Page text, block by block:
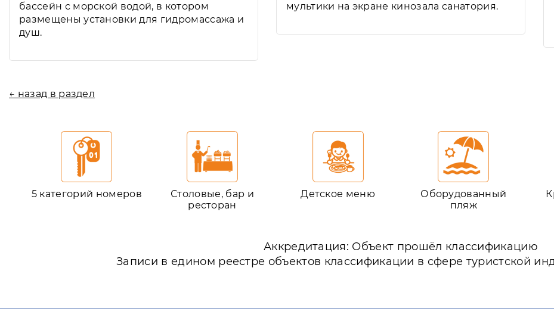
бассейн с морской водой, в котором
размещены установки для гидромассажа и
душ.
мультики на экране кинозала санатория.
← назад в раздел
5 категорий номеров
Столовые, бар и
ресторан
Детское меню
Оборудованный
пляж
Аккредитация: Объект прошёл классификацию
Записи в едином реестре объектов классификации в сфере туристской